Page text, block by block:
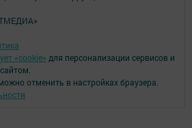
«cookie» для персонализации сервисов и
отменить в настройках браузера.